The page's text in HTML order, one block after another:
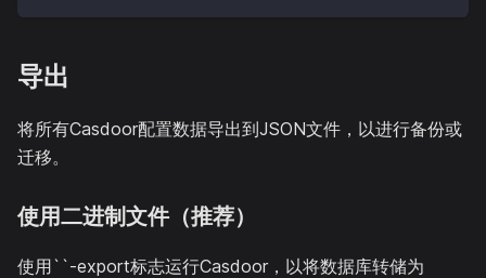
导出
将所有Casdoor配置数据导出到JSON文件，以进行备份或
迁移。
使用二进制文件（推荐）
使用``-export标志运行Casdoor，以将数据库转储为